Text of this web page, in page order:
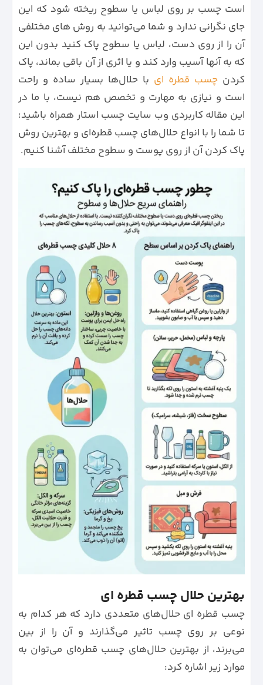
است چسب بر روی لباس یا سطوح ریخته شود که این
جای نگرانی ندارد و شما می‌توانید به روش های مختلفی
آن را از روی دست، لباس یا سطوح پاک کنید بدون این
که به آنها آسیب وارد کند و یا اثری از آن باقی بماند، پاک
کردن چسب قطره‌ ای با حلال‌ها بسیار ساده و راحت
است و نیازی به مهارت و تخصص هم نیست، با ما در
این مقاله کاربردی وب سایت چسب استار همراه باشید؛
تا شما را با انواع حلال‌های چسب قطره‌ای و بهترین روش
پاک کردن آن از روی پوست و سطوح مختلف آشنا کنیم.
بهترین حلال چسب قطره ای
چسب قطره‌ ای حلال‌های متعددی دارد که هر کدام به
نوعی بر روی چسب تاثیر می‌گذارند و آن را از بین
می‌برند، از بهترین حلال‌های چسب قطره‌ای می‌توان به
موارد زیر اشاره کرد: